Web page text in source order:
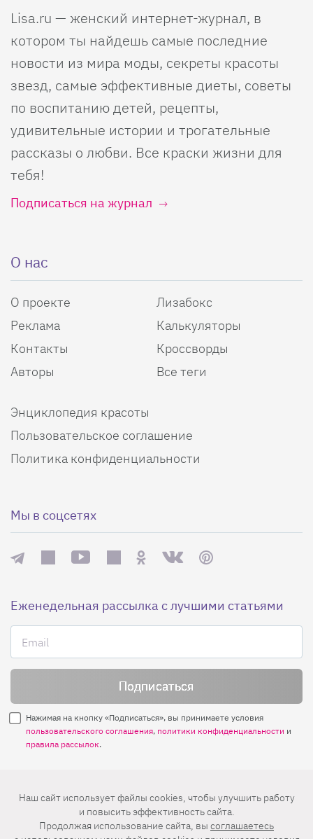
Lisa.ru — женский интернет-журнал, в
котором ты найдешь самые последние
новости из мира моды, секреты красоты
звезд, самые эффективные диеты, советы
по воспитанию детей, рецепты,
удивительные истории и трогательные
рассказы о любви. Все краски жизни для
тебя!
Подписаться на журнал
О нас
О проекте
Реклама
Контакты
Авторы
Лизабокс
Калькуляторы
Кроссворды
Все теги
Энциклопедия красоты
Пользовательское соглашение
Политика конфиденциальности
Мы в соцсетях
Еженедельная рассылка с лучшими статьями
Нажимая на кнопку «Подписаться», вы принимаете условия
пользовательского соглашения, политики конфиденциальности и
правила рассылок.
Нашли ошибку? Выделите ее и нажмите
© 2026 АО «БКМ», ОГРН 1027739494584, ИНН 7705056238
Наш сайт использует файлы cookies, чтобы улучшить работу
и повысить эффективность сайта.
Продолжая использование сайта, вы соглашаетесь